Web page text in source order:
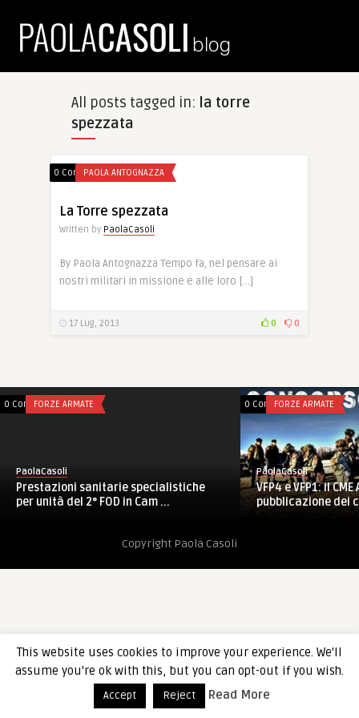
All posts tagged in: la torre
spezzata
0 CommentsPAOLA ANTOGNAZZA
La Torre spezzata
Written by PaolaCasoli
By Paola Antognazza Tempo fa, nel pensare ai
nostri militari in missione e alle loro […]
17 Lug, 2013 0 0
0 CommentsFORZE ARMATE
PaolaCasoli
Prestazioni sanitarie specialistiche
per unità del 2° FOD in Cam ...
0 CommentsFORZE ARMATE
PaolaCasoli
VFP4 e VFP1: il
pubblicazione dei
Copyright Paola Casoli
This website uses cookies to improve your experience. We'll
assume you're ok with this, but you can opt-out if you wish.
Accept Reject Read More